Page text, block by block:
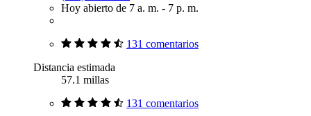
Hoy abierto de 7 a. m. - 7 p. m.
131 comentarios
Distancia estimada
57.1 millas
131 comentarios